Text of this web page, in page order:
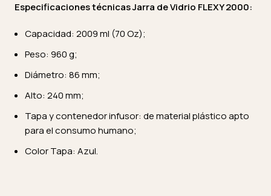
Especificaciones técnicas Jarra de Vidrio FLEXY 2000:
Capacidad: 2009 ml (70 Oz);
Peso: 960 g;
Diámetro: 86 mm;
Alto: 240 mm;
Tapa y contenedor infusor: de material plástico apto
para el consumo humano;
Color Tapa: Azul.